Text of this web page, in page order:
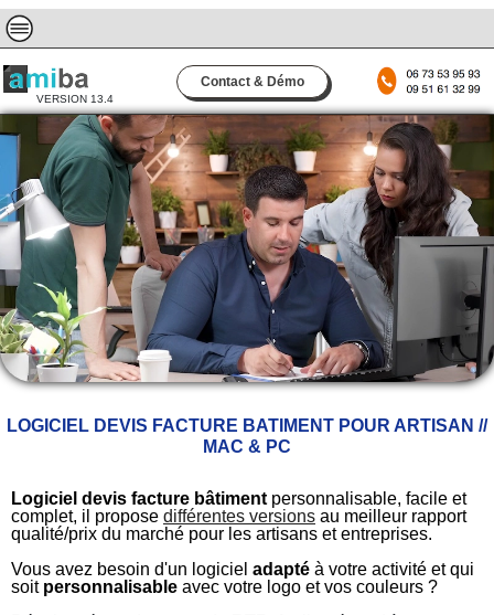
VERSION 13.4
Contact & Démo
LOGICIEL DEVIS FACTURE BATIMENT POUR ARTISAN //
MAC & PC
Logiciel devis facture bâtiment personnalisable, facile et
complet, il propose différentes versions au meilleur rapport
qualité/prix du marché pour les artisans et entreprises.
Vous avez besoin d'un logiciel adapté à votre activité et qui
soitpersonnalisable avec votre logo et vos couleurs ?